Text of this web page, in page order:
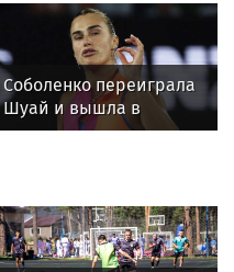
Соболенко переиграла
Шуай и вышла в
четвертый круг